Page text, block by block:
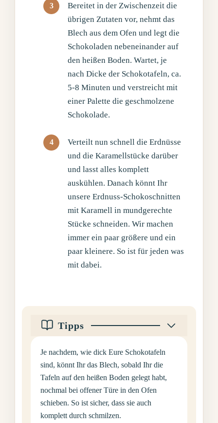
Bereitet in der Zwischenzeit die
übrigen Zutaten vor, nehmt das
Blech aus dem Ofen und legt die
Schokoladen nebeneinander auf
den heißen Boden. Wartet, je
nach Dicke der Schokotafeln, ca.
5-8 Minuten und verstreicht mit
einer Palette die geschmolzene
Schokolade.
Verteilt nun schnell die Erdnüsse
und die Karamellstücke darüber
und lasst alles komplett
auskühlen. Danach könnt Ihr
unsere Erdnuss-Schokoschnitten
mit Karamell in mundgerechte
Stücke schneiden. Wir machen
immer ein paar größere und ein
paar kleinere. So ist für jeden was
mit dabei.
Tipps
Je nachdem, wie dick Eure Schokotafeln
sind, könnt Ihr das Blech, sobald Ihr die
Tafeln auf den heißen Boden gelegt habt,
nochmal bei offener Türe in den Ofen
schieben. So ist sicher, dass sie auch
komplett durch schmilzen.